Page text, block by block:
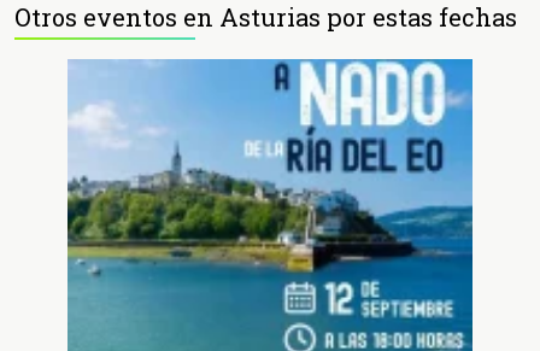
Otros eventos en Asturias por estas fechas